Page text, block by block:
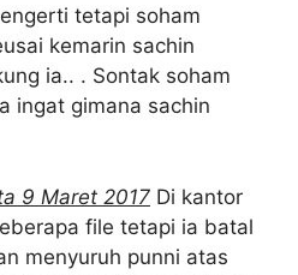
tetapi soham
kemarin sachin
ia.. . Sontak soham
ingat gimana sachin
9 Maret 2017 Di kantor
file tetapi ia batal
menyuruh punni atas